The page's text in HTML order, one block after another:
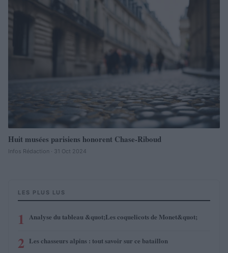
Huit musées parisiens honorent Chase-Riboud
Infos Rédaction · 31 Oct 2024
LES PLUS LUS
1 Analyse du tableau &quot;Les coquelicots de Monet&quot;
2 Les chasseurs alpins : tout savoir sur ce bataillon